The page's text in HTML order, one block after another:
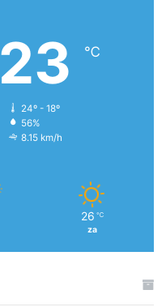
23 ℃
24º - 18º
56%
8.15 km/h
26 ℃
za